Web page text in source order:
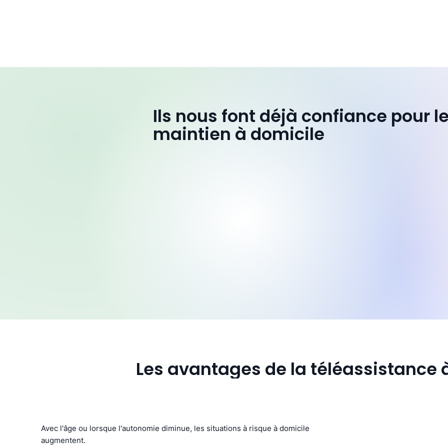
Ils nous font déjà confiance pour
maintien à domicile
Les avantages de la téléassistance
Avec l'âge ou lorsque l'autonomie diminue, les situations à risque à domicile
augmentent.